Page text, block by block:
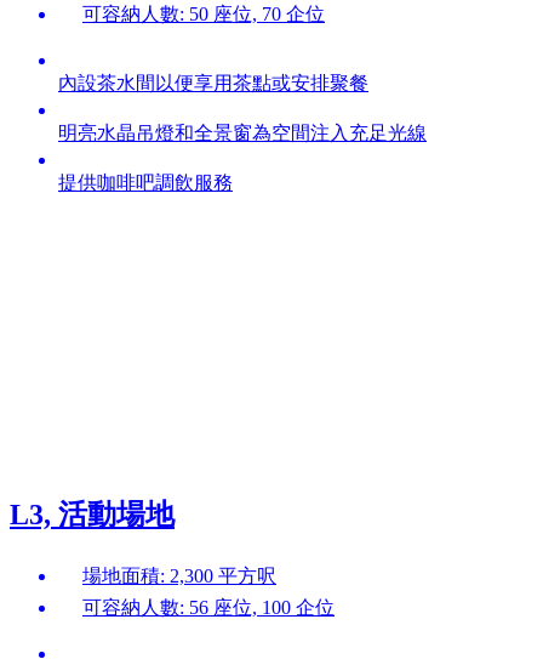
可容納人數: 50 座位, 70 企位
內設茶水間以便享用茶點或安排聚餐
明亮水晶吊燈和全景窗為空間注入充足光線
提供咖啡吧調飲服務
L3, 活動場地
場地面積: 2,300 平方呎
可容納人數: 56 座位, 100 企位